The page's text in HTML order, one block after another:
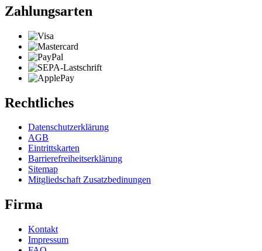
Zahlungsarten
Rechtliches
Datenschutzerklärung
AGB
Eintrittskarten
Barrierefreiheitserklärung
Sitemap
Mitgliedschaft Zusatzbedinungen
Firma
Kontakt
Impressum